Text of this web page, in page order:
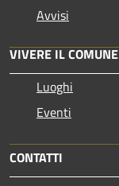
Avvisi
VIVERE IL COMUNE
Luoghi
Eventi
CONTATTI